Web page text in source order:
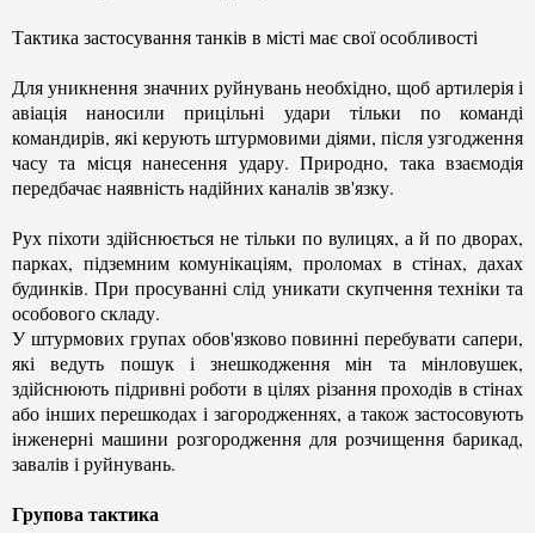
Тактика застосування танків в місті має свої особливості
Для уникнення значних руйнувань необхідно, щоб артилерія і
авіація наносили прицільні удари тільки по команді
командирів, які керують штурмовими діями, після узгодження
часу та місця нанесення удару. Природно, така взаємодія
передбачає наявність надійних каналів зв'язку.
Рух піхоти здійснюється не тільки по вулицях, а й по дворах,
парках, підземним комунікаціям, проломах в стінах, дахах
будинків. При просуванні слід уникати скупчення техніки та
особового складу.
У штурмових групах обов'язково повинні перебувати сапери,
які ведуть пошук і знешкодження мін та мінловушек,
здійснюють підривні роботи в цілях різання проходів в стінах
або інших перешкодах і загородженнях, а також застосовують
інженерні машини розгородження для розчищення барикад,
завалів і руйнувань.
Групова тактика